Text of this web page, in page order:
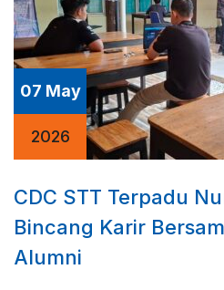
07 May
2026
CDC STT Terpadu
Bincang Karir
Alumni